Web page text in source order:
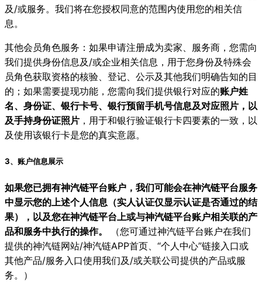
及/或服务。我们将在您授权同意的范围内使用您的相关信
息。
其他会员角色服务：如果申请注册成为卖家、服务商，您需向
我们提供身份信息及/或企业相关信息，用于您身份及特殊会
员角色获取资格的核验、登记、公示及其他我们明确告知的目
的；如果需要提现功能，您需向我们提供银行对应的账户姓
名、身份证、银行卡号、银行预留手机号信息及对应照片，以
及手持身份证照片 ，用于和银行验证银行卡四要素的一致，以
及使用该银行卡是您的真实意愿。
3、账户信息展示
如果您已拥有神汽链平台账户，我们可能会在神汽链平台服务
中显示您的上述个人信息（实人认证仅显示认证是否通过的结
果），以及您在神汽链平台上或与神汽链平台账户相关联的产
品和服务中执行的操作。
（您可通过神汽链平台账户在我们
提供的神汽链网站/神汽链APP首页、“个人中心”链接入口或
其他产品/服务入口使用我们及/或关联公司提供的产品或服
务。）